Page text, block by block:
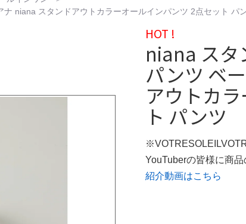
niana スタンドアウトカラーオールインパンツ 2点セット パ
HOT !
niana スタ
パンツ ベ
アウトカ
ト パンツ
YouTuberの皆様に商
紹介動画はこちら